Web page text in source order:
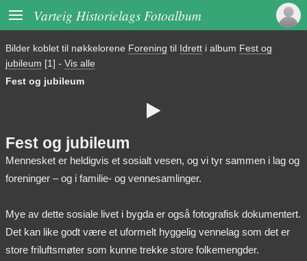
 Varteig Historielags Fotoalbum
Bilder koblet til nøkkelorene Forening til Idrett i album Fest og
jubileum [1] - Vis alle
Fest og jubileum

Fest og jubileum
Mennesket er heldigvis et sosialt vesen, og vi tyr sammen i lag og
foreninger – og i familie- og vennesamlinger.
Mye av dette sosiale livet i bygda er også fotografisk dokumentert.
Det kan like godt være et uformelt hyggelig vennelag som det er
store friluftsmøter som kunne trekke store folkemengder.